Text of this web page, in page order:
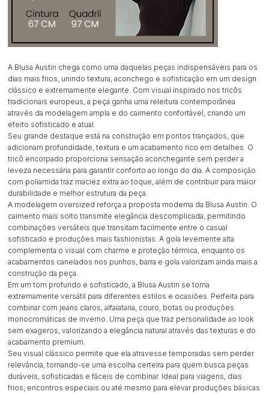
A Blusa Austin chega como uma daquelas peças indispensáveis para os
dias mais frios, unindo textura, aconchego e sofisticação em um design
clássico e extremamente elegante. Com visual inspirado nos tricôs
tradicionais europeus, a peça ganha uma releitura contemporânea
através da modelagem ampla e do caimento confortável, criando um
efeito sofisticado e atual.
Seu grande destaque está na construção em pontos trançados, que
adicionam profundidade, textura e um acabamento rico em detalhes. O
tricô encorpado proporciona sensação aconchegante sem perder a
leveza necessária para garantir conforto ao longo do dia. A composição
com poliamida traz maciez extra ao toque, além de contribuir para maior
durabilidade e melhor estrutura da peça.
A modelagem oversized reforça a proposta moderna da Blusa Austin. O
caimento mais solto transmite elegância descomplicada, permitindo
combinações versáteis que transitam facilmente entre o casual
sofisticado e produções mais fashionistas. A gola levemente alta
complementa o visual com charme e proteção térmica, enquanto os
acabamentos canelados nos punhos, barra e gola valorizam ainda mais a
construção da peça.
Em um tom profundo e sofisticado, a Blusa Austin se torna
extremamente versátil para diferentes estilos e ocasiões. Perfeita para
combinar com jeans claros, alfaiataria, couro, botas ou produções
monocromáticas de inverno. Uma peça que traz personalidade ao look
sem exageros, valorizando a elegância natural através das texturas e do
acabamento premium.
Seu visual clássico permite que ela atravesse temporadas sem perder
relevância, tornando-se uma escolha certeira para quem busca peças
duráveis, sofisticadas e fáceis de combinar. Ideal para viagens, dias
frios, encontros especiais ou até mesmo para elevar produções básicas